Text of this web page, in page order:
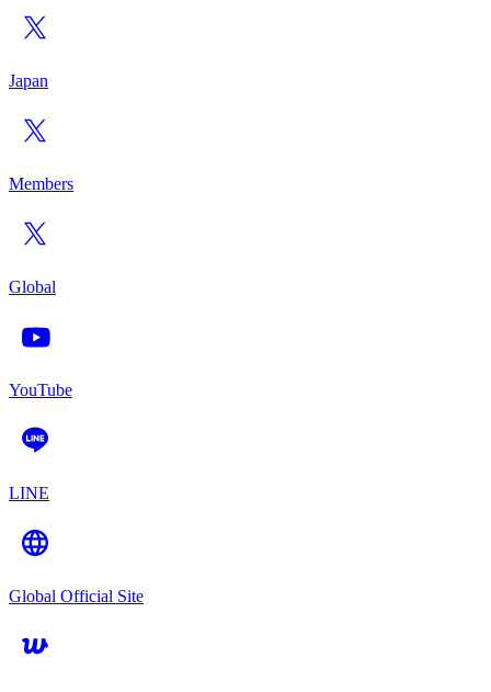
Japan
Members
Global
YouTube
LINE
Global Official Site